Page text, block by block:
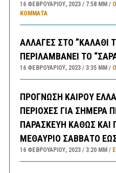
16 ΦΕΒΡΟΥΑΡΊΟΥ, 2023 7:58 ΜΜ
ΚΌΜΜΑΤΑ
ΑΛΛΑΓΕΣ ΣΤΟ ”ΚΑΛΑΘΙ
ΠΕΡΙΛΑΜΒΑΝΕΙ ΤΟ
16 ΦΕΒΡΟΥΑΡΊΟΥ, 2023 3:35 ΜΜ
ΠΡΟΓΝΩΣΗ ΚΑΙΡΟΥ
ΠΕΡΙΟΧΕΣ ΓΙΑ ΣΗΜΕΡΑ
ΠΑΡΑΣΚΕΥΗ ΚΑΘΩΣ ΚΑΙ
ΜΕΘΑΥΡΙΟ ΣΑΒΒΑΤΟ
16 ΦΕΒΡΟΥΑΡΊΟΥ, 2023 3:20 ΜΜ